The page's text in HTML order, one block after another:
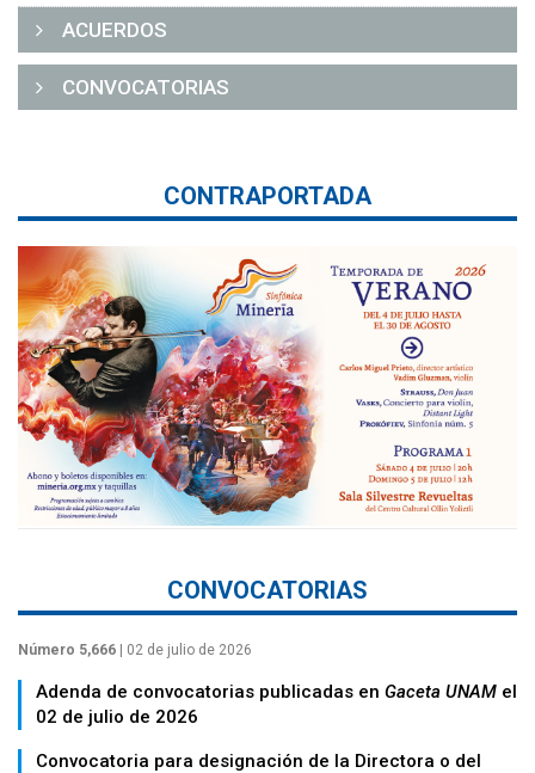
ACUERDOS
CONVOCATORIAS
CONTRAPORTADA
CONVOCATORIAS
Número 5,666 | 02 de julio de 2026
Adenda de convocatorias publicadas en Gaceta UNAM el
02 de julio de 2026
Convocatoria para designación de la Directora o del